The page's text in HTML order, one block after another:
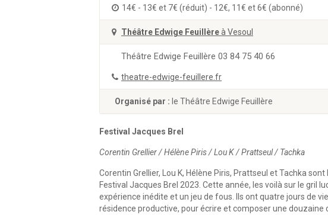
14€ - 13€ et 7€ (réduit) - 12€, 11€ et 6€ (abonné)
Théâtre Edwige Feuillèreà Vesoul
Théâtre Edwige Feuillère 03 84 75 40 66
theatre-edwige-feuillere.fr
Organisé par : le Théâtre Edwige Feuillère
Festival Jacques Brel
Corentin Grellier / Hélène Piris / Lou K / Prattseul / Tachka
Corentin Grellier, Lou K, Hélène Piris, Prattseul et Tachka
Festival Jacques Brel 2023. Cette année, les voilà sur le gril
expérience inédite et un jeu de fous. Ils ont quatre jours de
résidence productive, pour écrire et composer une